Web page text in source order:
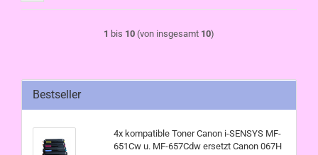
1 bis 10 (von insgesamt 10)
Bestseller
4x kompatible Toner Canon i-SENSYS MF-
651Cw u. MF-657Cdw ersetzt Canon 067H